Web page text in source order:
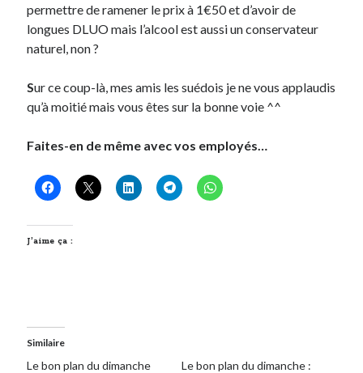
Parole de Follower
Patchwork
Photos
Proust
Sons
Tavukoi
permettre de ramener le prix à 1€50 et d’avoir de
longues DLUO mais l’alcool est aussi un conservateur
naturel, non ?
Sur ce coup-là, mes amis les suédois je ne vous applaudis
qu’à moitié mais vous êtes sur la bonne voie ^^
Faites-en de même avec vos employés…
J’aime ça :
Similaire
Le bon plan du dimanche
Le bon plan du dimanche :